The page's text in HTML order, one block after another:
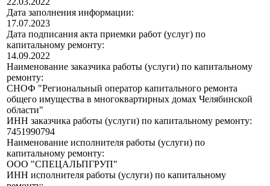
Дата заполнения информации:
17.07.2023
Дата подписания акта приемки работ (услуг) по
капитальному ремонту:
14.09.2022
Наименование заказчика работы (услуги) по капитальному
ремонту:
СНОФ "Региональный оператор капитального ремонта
общего имущества в многоквартирных домах Челябинской
области"
ИНН заказчика работы (услуги) по капитальному ремонту:
7451990794
Наименование исполнителя работы (услуги) по
капитальному ремонту:
ООО "СПЕЦАЛЬПГРУП"
ИНН исполнителя работы (услуги) по капитальному